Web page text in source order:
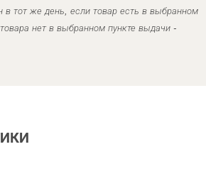
тот же день, если товар есть в выбранном
нет в выбранном пункте выдачи -